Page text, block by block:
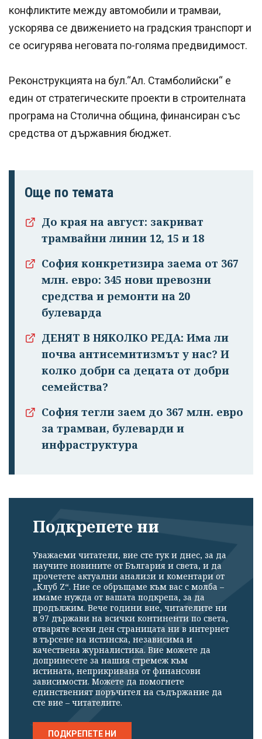
конфликтите между автомобили и трамваи,
ускорява се движението на градския транспорт и
се осигурява неговата по-голяма предвидимост.
Реконструкцията на бул.“Ал. Стамболийски“ е
един от стратегическите проекти в строителната
програма на Столична община, финансиран със
средства от държавния бюджет.
Още по темата
До края на август: закриват
трамвайни линии 12, 15 и 18
София конкретизира заема от 367
млн. евро: 345 нови превозни
средства и ремонти на 20
булеварда
ДЕНЯТ В НЯКОЛКО РЕДА: Има ли
почва антисемитизмът у нас? И
колко добри са децата от добри
семейства?
София тегли заем до 367 млн. евро
за трамваи, булеварди и
инфраструктура
Подкрепете ни
Уважаеми читатели, вие сте тук и днес, за да
научите новините от България и света, и да
прочетете актуални анализи и коментари от
„Клуб Z“. Ние се обръщаме към вас с молба –
имаме нужда от вашата подкрепа, за да
продължим. Вече години вие, читателите ни
в 97 държави на всички континенти по света,
отваряте всеки ден страницата ни в интернет
в търсене на истинска, независима и
качествена журналистика. Вие можете да
допринесете за нашия стремеж към
истината, неприкривана от финансови
зависимости. Можете да помогнете
единственият поръчител на съдържание да
сте вие – читателите.
ПОДКРЕПЕТЕ НИ